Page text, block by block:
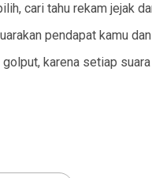
cari tahu rekam jejak
pendapat kamu
golput, karena setiap